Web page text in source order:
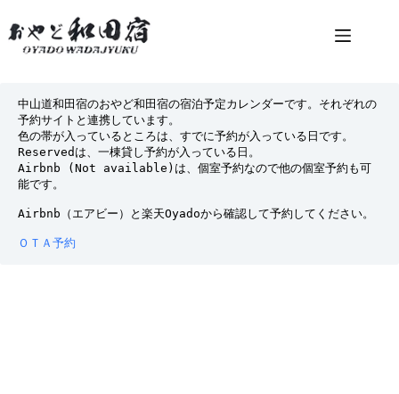
ン
テ
中山道和田宿のおやど和田宿の宿泊予定カレンダーです。それぞれの
予約サイトと連携しています。
色の帯が入っているところは、すでに予約が入っている日です。
Reservedは、一棟貸し予約が入っている日。
Airbnb (Not available)は、個室予約なので他の個室予約も可
能です。
Airbnb（エアビー）と楽天Oyadoから確認して予約してください。
ＯＴＡ予約